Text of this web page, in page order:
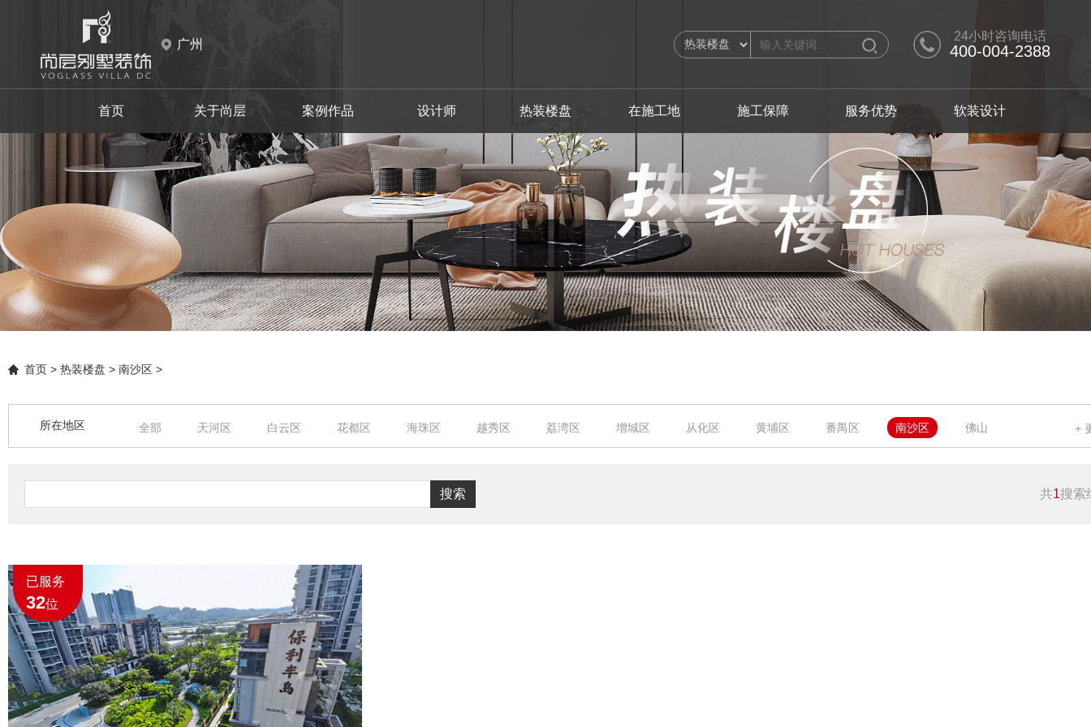
广州
24小时咨询电话
400-004-2388
首页 关于尚层
品牌故事 出版刊物 联系我们 企业荣誉 人才招聘
案例作品
中式 新中式 欧式 简欧 混搭
新古典 摩登时代 至慧东方 幻想之家 简约之家 奢享人生 自由北美 翩翩英伦 浪漫满屋 日式
其他装修风格
设计师
设计师事务所 设计总监 高级主创设计师 主创设计师 高级软装设计师 软装设计师
热装楼盘
白云区 花都区 海珠区 越秀区 荔湾区 黄埔区
南沙区 佛山 中山 清远
在施工地
白云区 花都区 海珠区 越秀区 荔湾区 黄埔区
南沙区 佛山 清远 中山
施工保障
施工材料 工艺实录 施工流程 品质管理
服务优势
服务体系 业主故事
软装设计
软装设计案例 软装设计师 软装生活
首页 > 热装楼盘 > 南沙区 >
所在地区 全部 天河区 白云区 花都区 海珠区 越秀区 荔湾区 增城区 从化区 黄埔区 番禺区 南沙区 佛山
搜索 共1搜索
已服务
32位